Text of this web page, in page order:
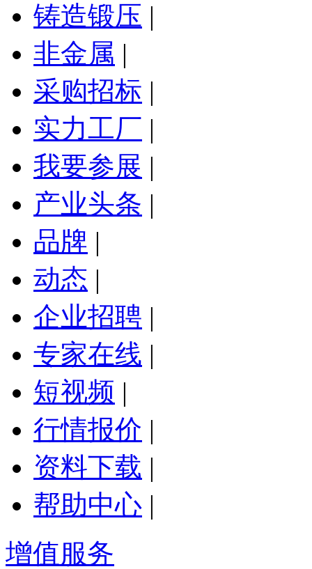
铸造锻压 |
非金属 |
采购招标 |
实力工厂 |
我要参展 |
产业头条 |
品牌 |
动态 |
企业招聘 |
专家在线 |
短视频 |
行情报价 |
资料下载 |
帮助中心 |
增值服务